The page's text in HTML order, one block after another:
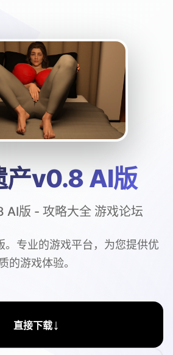
产v0.8 AI版
AI版 - 攻略大全 游戏论坛
专业的游戏平台，为您提供优
的游戏体验。
直接下载↓